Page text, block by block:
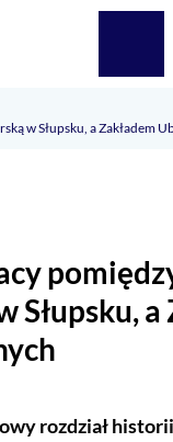
w Słupsku, a Zakładem
a
rozdział